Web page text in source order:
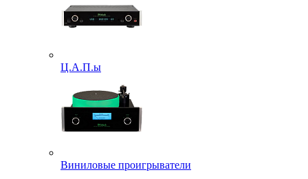
Ц.А.П.ы
Виниловые проигрыватели